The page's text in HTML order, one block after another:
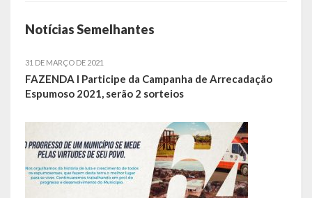
Notícias Semelhantes
31 DE MARÇO DE 2021
FAZENDA I Participe da Campanha de Arrecadação
Espumoso 2021, serão 2 sorteios